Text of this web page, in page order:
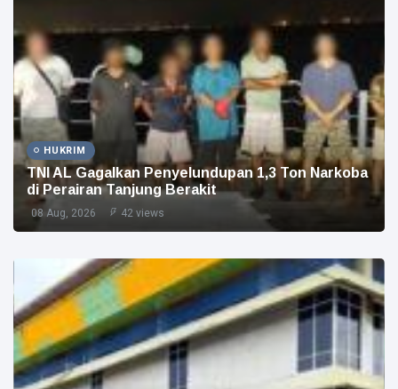
HUKRIM
TNI AL Gagalkan Penyelundupan 1,3 Ton Narkoba
di Perairan Tanjung Berakit
08 Aug, 2026 42 views